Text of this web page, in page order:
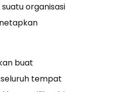
organisasi
buat
tempat